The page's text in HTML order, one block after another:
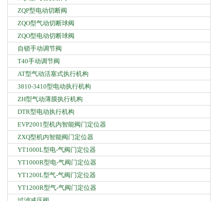
ZQP型电动切断阀
ZQO型气动切断球阀
ZQO型电动切断球阀
自锁手动调节阀
T40手动调节阀
AT型气动活塞式执行机构
3810-3410型电动执行机构
ZH型气动薄膜执行机构
DTR型电动执行机构
EVP2001型机内智能阀门定位器
ZXQ型机内智能阀门定位器
YT1000L型电-气阀门定位器
YT1000R型电-气阀门定位器
YT1200L型气-气阀门定位器
YT1200R型气-气阀门定位器